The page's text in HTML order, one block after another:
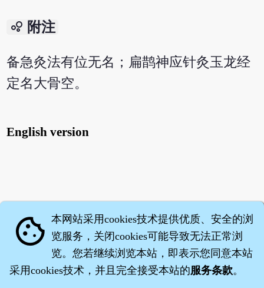
bubble_chart 附注
备急灸法有位无名；扁鹊神应针灸玉龙经
定名大骨空。
English version
cookie 本网站采用cookies技术提供优质、安全的浏
览服务，关闭cookies可能导致无法正常浏
览。您若继续浏览本站，即表示您同意本站
采用cookies技术，并且完全接受本站的服务条款。